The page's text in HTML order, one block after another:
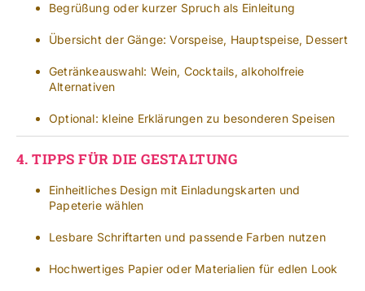
Begrüßung oder kurzer Spruch als Einleitung
Übersicht der Gänge: Vorspeise, Hauptspeise, Dessert
Getränkeauswahl: Wein, Cocktails, alkoholfreie
Alternativen
Optional: kleine Erklärungen zu besonderen Speisen
4.TIPPS FÜR DIE GESTALTUNG
Einheitliches Design mit Einladungskarten und
Papeterie wählen
Lesbare Schriftarten und passende Farben nutzen
Hochwertiges Papier oder Materialien für edlen Look